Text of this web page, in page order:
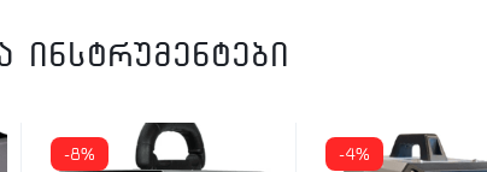
ინსტრუმენტები
-8% -4%